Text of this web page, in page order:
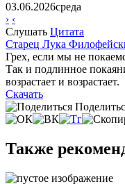
03.06.2026среда
› ‹
Слушать Цитата
Старец Лука
Грех, если мы не
Так и подлинное
возрастает и возрастает.
Скачать
Также